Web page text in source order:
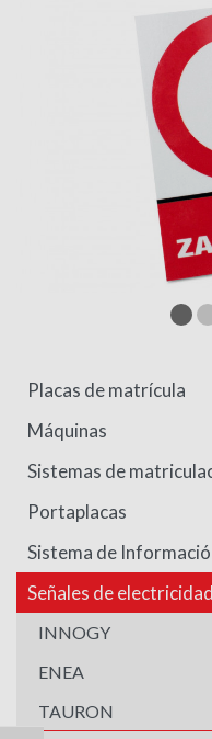
Placas de matrícula
Máquinas
Sistemas de
Portaplacas
Sistema de
Señales de electricidad
INNOGY
ENEA
TAURON